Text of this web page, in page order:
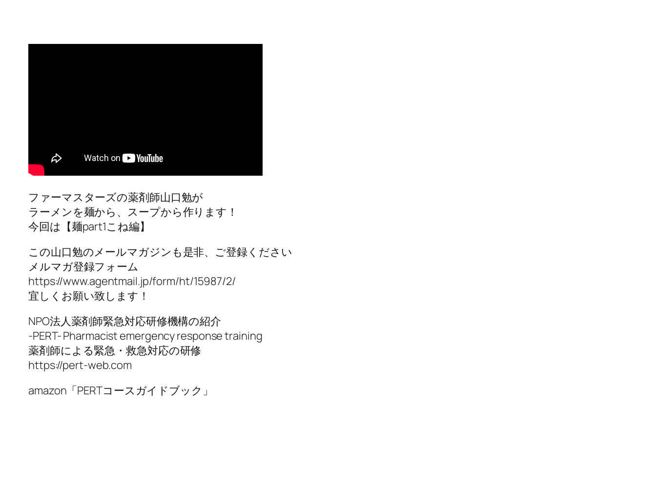
ファーマスターズの薬剤師山口勉が
ラーメンを麺から、スープから作ります！
今回は【麺part1こね編】
この山口勉のメールマガジンも是非、ご登録ください
メルマガ登録フォーム
https://www.agentmail.jp/form/ht/15987/2/
宜しくお願い致します！
NPO法人薬剤師緊急対応研修機構の紹介
-PERT- Pharmacist emergency response training
薬剤師による緊急・救急対応の研修
https://pert-web.com
amazon「PERTコースガイドブック」